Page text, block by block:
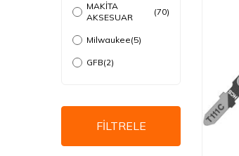
MAKİTA
AKSESUAR
(70)
Milwaukee(5)
GFB(2)
FİLTRELE